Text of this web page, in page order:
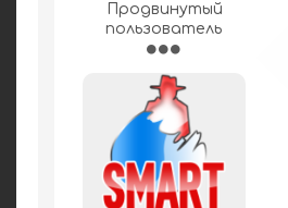
Продвинутый
пользователь